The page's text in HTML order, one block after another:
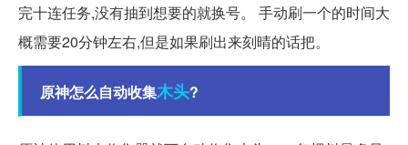
完十连任务,没有抽到想要的就换号。 手动刷一个的时间大
概需要20分钟左右,但是如果刷出来刻晴的话把。
原神怎么自动收集木头?